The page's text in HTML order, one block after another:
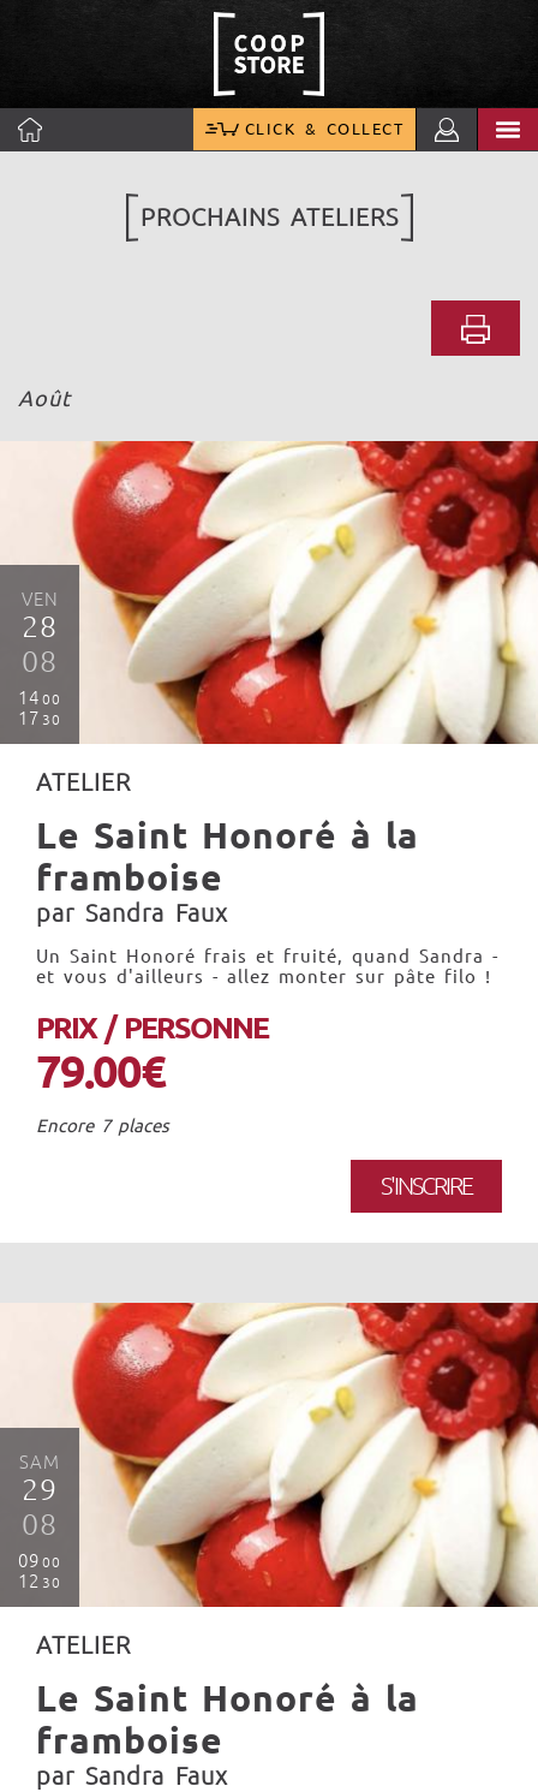
CLICK & COLLECT
PROCHAINS ATELIERS
Août
VEN
28
08
14 00
17 30
ATELIER
Le Saint Honoré à la
framboise
par Sandra Faux
Un Saint Honoré frais et fruité, quand Sandra -
et vous d'ailleurs - allez monter sur pâte filo !
PRIX / PERSONNE
79.00€
Encore 7 places
S'INSCRIRE
SAM
29
08
09 00
12 30
ATELIER
Le Saint Honoré à la
framboise
par Sandra Faux